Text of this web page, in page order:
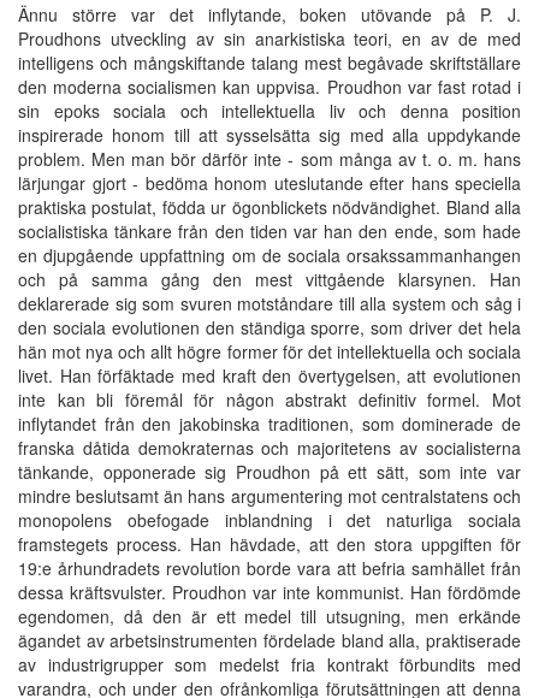
Ännu större var det inflytande, boken utövande på P. J.
Proudhons utveckling av sin anarkistiska teori, en av de med
intelligens och mångskiftande talang mest begåvade skriftställare
den moderna socialismen kan uppvisa. Proudhon var fast rotad i
sin epoks sociala och intellektuella liv och denna position
inspirerade honom till att sysselsätta sig med alla uppdykande
problem. Men man bör därför inte - som många av t. o. m. hans
lärjungar gjort - bedöma honom uteslutande efter hans speciella
praktiska postulat, födda ur ögonblickets nödvändighet. Bland alla
socialistiska tänkare från den tiden var han den ende, som hade
en djupgående uppfattning om de sociala orsakssammanhangen
och på samma gång den mest vittgående klarsynen. Han
deklarerade sig som svuren motståndare till alla system och såg i
den sociala evolutionen den ständiga sporre, som driver det hela
hän mot nya och allt högre former för det intellektuella och sociala
livet. Han förfäktade med kraft den övertygelsen, att evolutionen
inte kan bli föremål för någon abstrakt definitiv formel. Mot
inflytandet från den jakobinska traditionen, som dominerade de
franska dåtida demokraternas och majoritetens av socialisterna
tänkande, opponerade sig Proudhon på ett sätt, som inte var
mindre beslutsamt än hans argumentering mot centralstatens och
monopolens obefogade inblandning i det naturliga sociala
framstegets process. Han hävdade, att den stora uppgiften för
19:e århundradets revolution borde vara att befria samhället från
dessa kräftsvulster. Proudhon var inte kommunist. Han fördömde
egendomen, då den är ett medel till utsugning, men erkände
ägandet av arbetsinstrumenten fördelade bland alla, praktiserade
av industrigrupper som medelst fria kontrakt förbundits med
varandra, och under den ofrånkomliga förutsättningen att denna